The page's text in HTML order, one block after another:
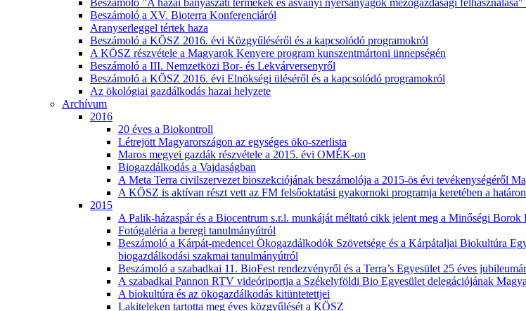
Beszámoló "A hazai bányászati termékek és ásványi nyersanyagok mezőgazdasági
Beszámoló a XV. Bioterra Konferenciáról
Aranyserleggel tértek haza
Beszámoló a KÖSZ 2016. évi Közgyűléséről és a kapcsolódó programokról
A KÖSZ részvétele a Magyarok Kenyere program kunszentmártoni ünnepségén
Beszámoló a III. Nemzetközi Bor- és Lekvárversenyről
Beszámoló a KÖSZ 2016. évi Elnökségi üléséről és a kapcsolódó programokról
Az ökológiai gazdálkodás hazai helyzete
Archívum
2016
20 éves a Biokontroll
Létrejött Magyarországon az egységes öko-szerlista
Maros megyei gazdák részvétele a 2015. évi OMÉK-on
Biogazdálkodás a Vajdaságban
A Meta Terra civilszervezet bioszekciójának beszámolója a 2015-ös évi tevékenységéről
A KÖSZ is aktívan részt vett az FM felsőoktatási gyakornoki programja keretében a
2015
A Palik-házaspár és a Biocentrum s.r.l. munkáját méltató cikk jelent meg a Minőségi Borok
Fotógaléria a beregi tanulmányútról
Beszámoló a Kárpát-medencei Ökogazdálkodók Szövetsége és a Kárpátaljai Biokultúra
biogazdálkodási szakmai tanulmányútról
Beszámoló a szabadkai 11. BioFest rendezvényről és a Terra’s Egyesület 25 éves
A szabadkai Pannon RTV videóriportja a Székelyföldi Bio Egyesület delegációjának
A biokultúra és az ökogazdálkodás kitüntetettjei
Lakiteleken tartotta meg éves közgyűlését a KÖSZ